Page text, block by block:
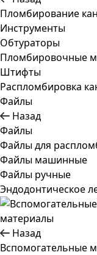
Пломбирование
Инструменты
Обтураторы
Пломбировочные
Штифты
Распломбировка
Файлы
Назад
Файлы
Файлы для
Файлы машинные
Файлы ручные
Эндодонтическое
материалы
Назад
Вспомогательные